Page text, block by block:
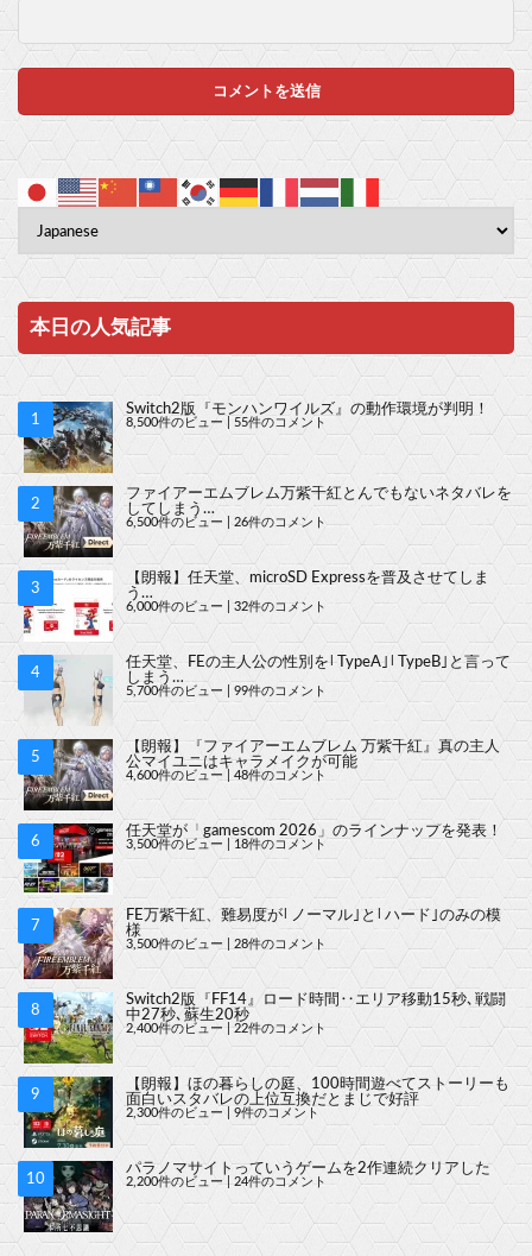
本日の人気記事
Switch2版『モンハンワイルズ』の動作環境が判明！
8,500件のビュー 55件のコメント
ファイアーエムブレム万紫千紅とんでもないネタバレを
してしまう…
6,500件のビュー |26件のコメント
【朗報】任天堂、microSD Expressを普及させてしま
う…
6,000件のビュー 32件のコメント
任天堂、FEの主人公の性別を｢TypeA｣｢TypeB｣と言って
しまう…
5,700件のビュー 99件のコメント
【朗報】『ファイアーエムブレム 万紫千紅』真の主人
公マイユニはキャラメイクが可能
4,600件のビュー 48件のコメント
任天堂が「gamescom 2026」のラインナップを発表！
3,500件のビュー 18件のコメント
FE万紫千紅、難易度が｢ノーマル｣と｢ハード｣のみの模
様
3,500件のビュー 28件のコメント
Switch2版『FF14』ロード時間‥エリア移動15秒､戦闘
中27秒､蘇生20秒
2,400件のビュー |22件のコメント
【朗報】ほの暮らしの庭、100時間遊べてストーリーも
面白いスタバレの上位互換だとまじで好評
2,300件のビュー 9件のコメント
パラノマサイトっていうゲームを2作連続クリアした
2,200件のビュー 24件のコメント